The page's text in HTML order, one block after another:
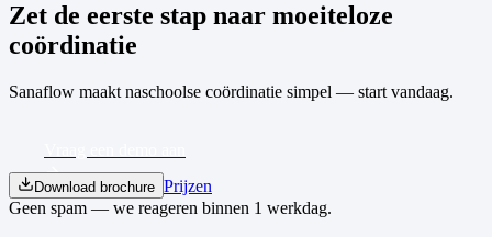
Zet de eerste stap naar moeiteloze
coördinatie
Sanaflow maakt naschoolse coördinatie simpel — start vandaag.
Download brochure Prijzen
Geen spam — we reageren binnen 1 werkdag.